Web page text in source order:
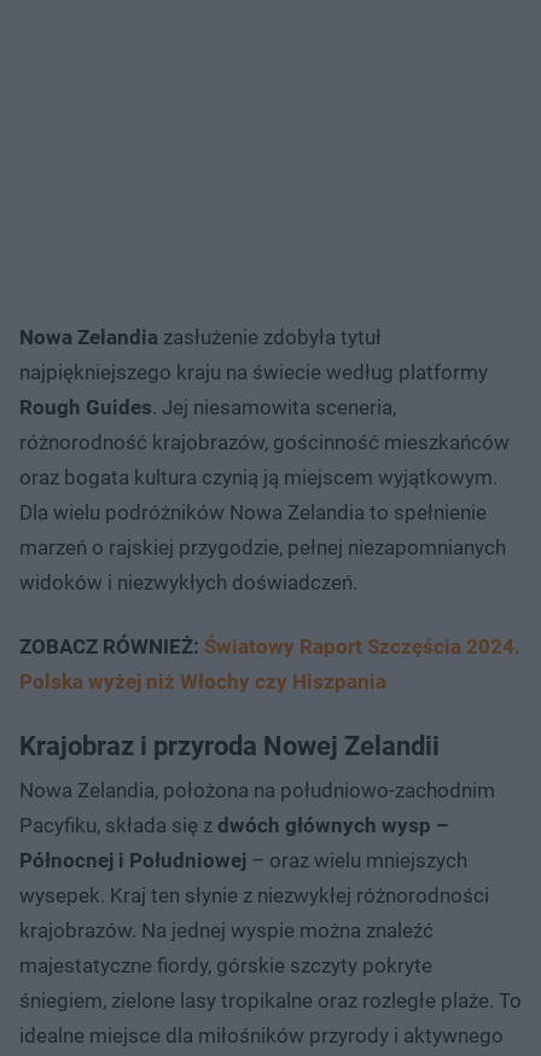
Nowa Zelandia zasłużenie zdobyła tytuł
najpiękniejszego kraju na świecie według platformy
Rough Guides. Jej niesamowita sceneria,
różnorodność krajobrazów, gościnność mieszkańców
oraz bogata kultura czynią ją miejscem wyjątkowym.
Dla wielu podróżników Nowa Zelandia to spełnienie
marzeń o rajskiej przygodzie, pełnej niezapomnianych
widoków i niezwykłych doświadczeń.
ZOBACZ RÓWNIEŻ: Światowy Raport Szczęścia 2024.
Polska wyżej niż Włochy czy Hiszpania
Krajobraz i przyroda Nowej Zelandii
Nowa Zelandia, położona na południowo-zachodnim
Pacyfiku, składa się z dwóch głównych wysp –
Północnej i Południowej – oraz wielu mniejszych
wysepek. Kraj ten słynie z niezwykłej różnorodności
krajobrazów. Na jednej wyspie można znaleźć
majestatyczne fiordy, górskie szczyty pokryte
śniegiem, zielone lasy tropikalne oraz rozległe plaże. To
idealne miejsce dla miłośników przyrody i aktywnego